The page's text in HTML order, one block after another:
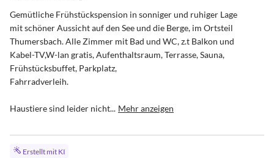
Gemütliche Frühstückspension in sonniger und ruhiger Lage
mit schöner Aussicht auf den See und die Berge, im Ortsteil
Thumersbach. Alle Zimmer mit Bad und WC, z.t Balkon und
Kabel-TV,W-lan gratis, Aufenthaltsraum, Terrasse, Sauna,
Frühstücksbuffet, Parkplatz,
Fahrradverleih.
Haustiere sind leider nicht... Mehr anzeigen
Erstellt mit KI